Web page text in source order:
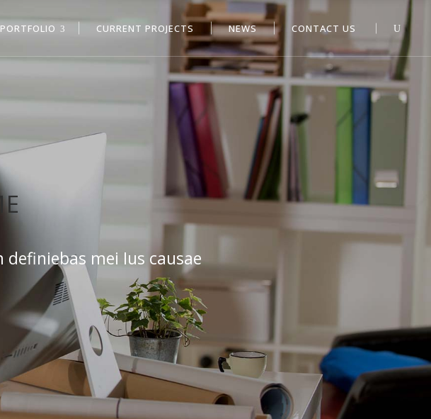
PORTFOLIO CURRENT PROJECTS NEWS CONTACT US
mei Ius causae